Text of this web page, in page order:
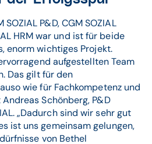
P&D, CGM SOZIAL
HRM war und ist für beide
enorm wichtiges Projekt.
aufgestellten Team
Das gilt für den
wie für Fachkompetenz und
Schönberg, P&D
„Dadurch sind wir sehr gut
ist uns gemeinsam gelungen,
von Bethel